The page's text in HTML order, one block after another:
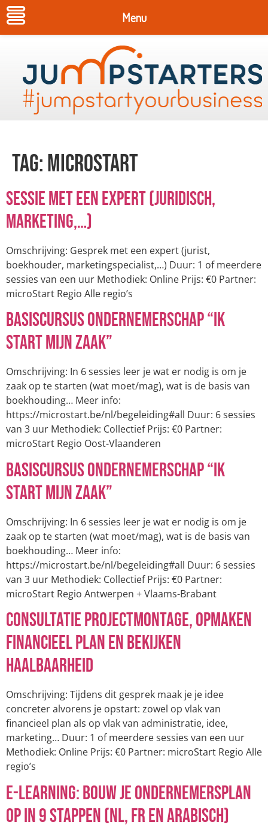
Tag:microStart
Sessie met een expert (juridisch,
marketing,…)
Omschrijving: Gesprek met een expert (jurist,
boekhouder, marketingspecialist,…) Duur: 1 of meerdere
sessies van een uur Methodiek: Online Prijs: €0 Partner:
microStart Regio Alle regio’s
Basiscursus ondernemerschap “Ik
start mijn zaak”
Omschrijving: In 6 sessies leer je wat er nodig is om je
zaak op te starten (wat moet/mag), wat is de basis van
boekhouding… Meer info:
https://microstart.be/nl/begeleiding#all Duur: 6 sessies
van 3 uur Methodiek: Collectief Prijs: €0 Partner:
microStart Regio Oost-Vlaanderen
Basiscursus ondernemerschap “Ik
start mijn zaak”
Omschrijving: In 6 sessies leer je wat er nodig is om je
zaak op te starten (wat moet/mag), wat is de basis van
boekhouding… Meer info:
https://microstart.be/nl/begeleiding#all Duur: 6 sessies
van 3 uur Methodiek: Collectief Prijs: €0 Partner:
microStart Regio Antwerpen + Vlaams-Brabant
Consultatie projectmontage, opmaken
financieel plan en bekijken
haalbaarheid
Omschrijving: Tijdens dit gesprek maak je je idee
concreter alvorens je opstart: zowel op vlak van
financieel plan als op vlak van administratie, idee,
marketing… Duur: 1 of meerdere sessies van een uur
Methodiek: Online Prijs: €0 Partner: microStart Regio Alle
regio’s
E-learning: bouw je ondernemersplan
op in 9 stappen (NL, FR en Arabisch)
Menu